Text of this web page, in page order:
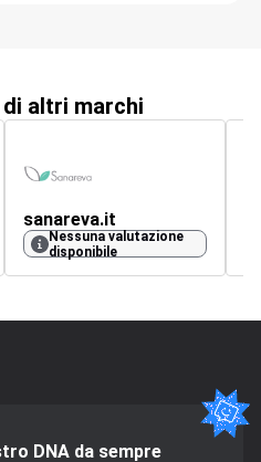
altri marchi
sanareva.it
Nessuna valutazione
disponibile
DNA da sempre